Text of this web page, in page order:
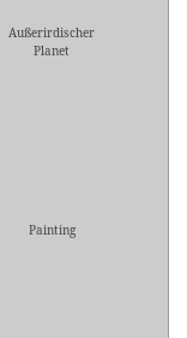
Außerirdischer
Planet
Painting